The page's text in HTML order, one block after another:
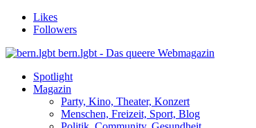
Likes
Followers
bern.lgbt - Das queere Webmagazin
Spotlight
Magazin
Party, Kino, Theater, Konzert
Menschen, Freizeit, Sport, Blog